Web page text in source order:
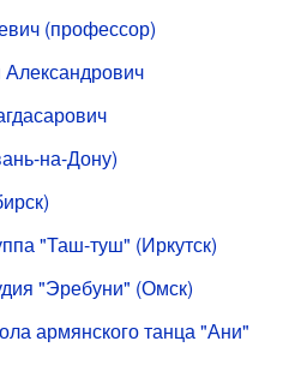
(профессор)
на-Дону)
"Таш-туш" (Иркутск)
"Эребуни" (Омск)
армянского танца "Ани"